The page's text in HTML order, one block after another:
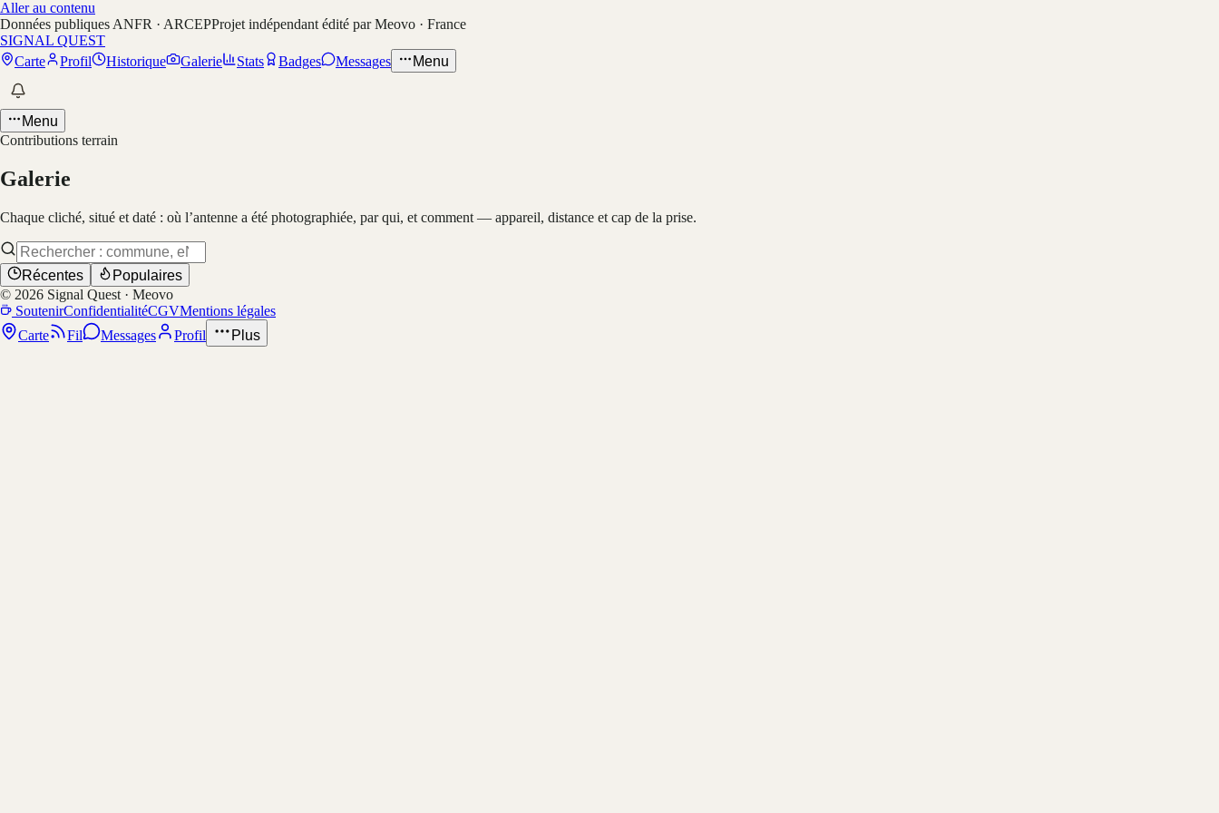
Aller au contenu
Données publiques ANFR · ARCEPProjet indépendant édité par Meovo · France
SIGNAL QUEST
Carte
Profil Historique Galerie Stats Badges Messages Menu
Menu
Contributions terrain
Galerie
Chaque cliché, situé et daté : où l’antenne a été photographiée, par qui, et comment — appareil, distance et cap de la prise.
Récentes
Populaires
© 2026 Signal Quest · Meovo
SoutenirConfidentialitéCGVMentions légales
Carte
Fil Messages Profil Plus